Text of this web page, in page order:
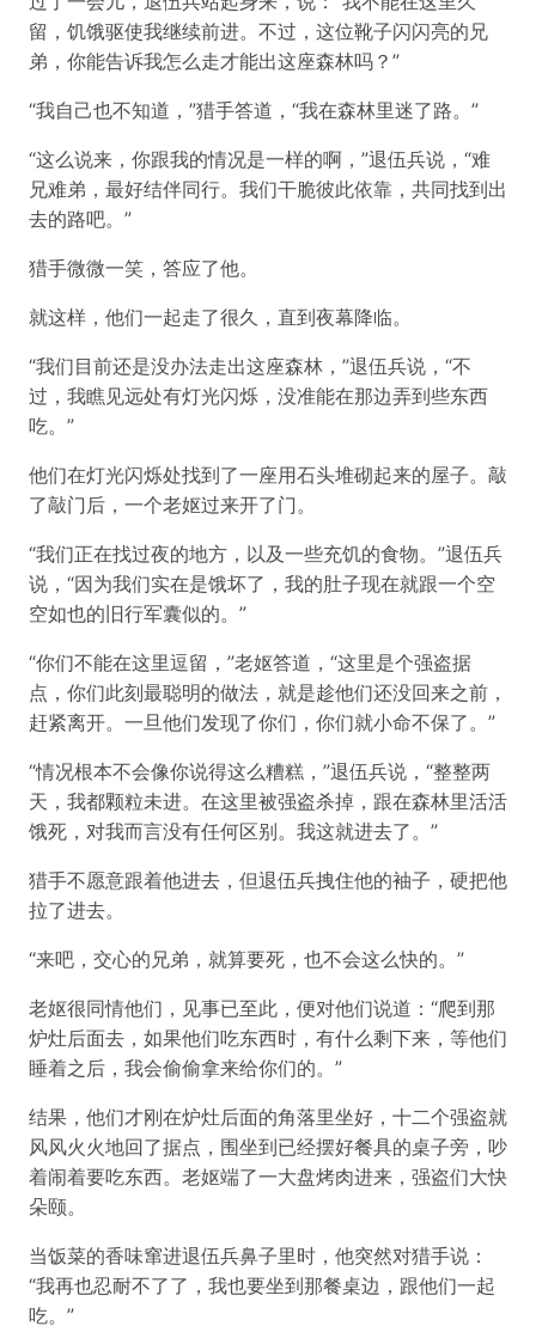
留，饥饿驱使我继续前进。不过，这位靴子闪闪亮的兄
弟，你能告诉我怎么走才能出这座森林吗？”
“我自己也不知道，”猎手答道，“我在森林里迷了路。”
“这么说来，你跟我的情况是一样的啊，”退伍兵说，“难
兄难弟，最好结伴同行。我们干脆彼此依靠，共同找到出
去的路吧。”
猎手微微一笑，答应了他。
就这样，他们一起走了很久，直到夜幕降临。
“我们目前还是没办法走出这座森林，”退伍兵说，“不
过，我瞧见远处有灯光闪烁，没准能在那边弄到些东西
吃。”
他们在灯光闪烁处找到了一座用石头堆砌起来的屋子。敲
了敲门后，一个老妪过来开了门。
“我们正在找过夜的地方，以及一些充饥的食物。”退伍兵
说，“因为我们实在是饿坏了，我的肚子现在就跟一个空
空如也的旧行军囊似的。”
“你们不能在这里逗留，”老妪答道，“这里是个强盗据
点，你们此刻最聪明的做法，就是趁他们还没回来之前，
赶紧离开。一旦他们发现了你们，你们就小命不保了。”
“情况根本不会像你说得这么糟糕，”退伍兵说，“整整两
天，我都颗粒未进。在这里被强盗杀掉，跟在森林里活活
饿死，对我而言没有任何区别。我这就进去了。”
猎手不愿意跟着他进去，但退伍兵拽住他的袖子，硬把他
拉了进去。
“来吧，交心的兄弟，就算要死，也不会这么快的。”
老妪很同情他们，见事已至此，便对他们说道：“爬到那
炉灶后面去，如果他们吃东西时，有什么剩下来，等他们
睡着之后，我会偷偷拿来给你们的。”
结果，他们才刚在炉灶后面的角落里坐好，十二个强盗就
风风火火地回了据点，围坐到已经摆好餐具的桌子旁，吵
着闹着要吃东西。老妪端了一大盘烤肉进来，强盗们大快
朵颐。
当饭菜的香味窜进退伍兵鼻子里时，他突然对猎手说：
“我再也忍耐不了了，我也要坐到那餐桌边，跟他们一起
吃。”